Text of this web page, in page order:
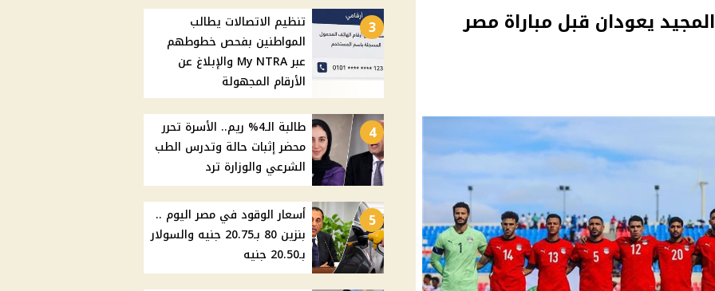
يعودان قبل مباراة مصر 3
تنظيم الاتصالات يطالب
المواطنين بفحص خطوطهم
عبر My NTRA والإبلاغ عن
الأرقام المجهولة
4
طالبة الـ4% ريم.. الأسرة تحرر
محضر إثبات حالة وتدرس الطب
الشرعي والوزارة ترد
5
أسعار الوقود في مصر اليوم ..
بنزين 80 بـ20.75 جنيه والسولار
بـ20.50 جنيه